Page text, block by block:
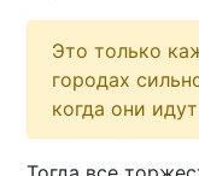
Это только
городах
когда они